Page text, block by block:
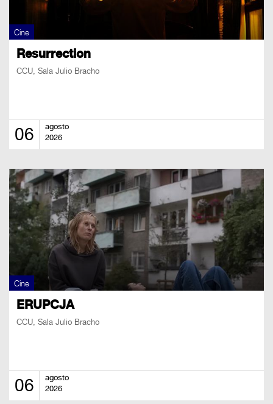
Cine
Resurrection
CCU, Sala Julio Bracho
06
agosto
2026
Cine
ERUPCJA
CCU, Sala Julio Bracho
06
agosto
2026